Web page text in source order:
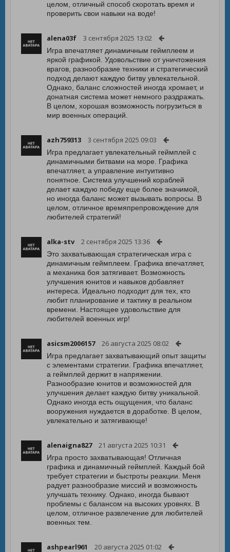
целом, отличный способ скоротать время и
проверить свои навыки на воде!
alena03f 3 сентября 2025 13:02
Игра впечатляет динамичным геймплеем и
яркой графикой. Удовольствие от уничтожения
врагов, разнообразие техники и стратегический
подход делают каждую битву увлекательной.
Однако, баланс сложностей иногда хромает, и
донатная система может немного раздражать.
В целом, хорошая возможность погрузиться в
мир военных операций.
azh759313 3 сентября 2025 09:03
Игра предлагает увлекательный геймплей с
динамичными битвами на море. Графика
впечатляет, а управление интуитивно
понятное. Система улучшений кораблей
делает каждую победу еще более значимой,
но иногда баланс может вызывать вопросы. В
целом, отличное времяпрепровождение для
любителей стратегий!
alka-stv 2 сентября 2025 13:36
Это захватывающая стратегическая игра с
динамичным геймплеем. Графика впечатляет,
а механика боя затягивает. Возможность
улучшения юнитов и навыков добавляет
интереса. Идеально подходит для тех, кто
любит планирование и тактику в реальном
времени. Настоящее удовольствие для
любителей военных игр!
asicsm2006157 26 августа 2025 08:02
Игра предлагает захватывающий опыт защиты
с элементами стратегии. Графика впечатляет,
а геймплей держит в напряжении.
Разнообразие юнитов и возможностей для
улучшения делает каждую битву уникальной.
Однако иногда есть ощущения, что баланс
вооружения нуждается в доработке. В целом,
увлекательно и затягивающе!
alenaigna827 21 августа 2025 10:31
Игра просто захватывающая! Отличная
графика и динамичный геймплей. Каждый бой
требует стратегии и быстроты реакции. Меня
радует разнообразие миссий и возможность
улучшать технику. Однако, иногда бывают
проблемы с балансом на высоких уровнях. В
целом, отличное развлечение для любителей
военных тем.
ashpearl961 20 августа 2025 01:02